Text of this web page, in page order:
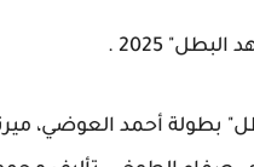
2025 .
أحمد العوضي،